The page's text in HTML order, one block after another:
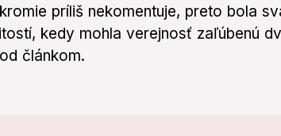
príliš nekomentuje, preto bola
kedy mohla verejnosť zaľúbenú
článkom.